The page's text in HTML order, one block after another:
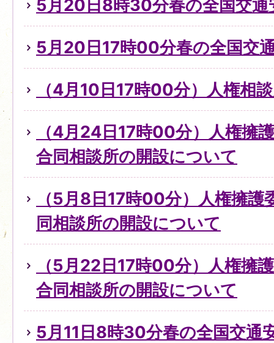
5月20日8時30分春の全国交通
5月20日17時00分春の全国交
（4月10日17時00分）人権相
（4月24日17時00分）人権擁
合同相談所の開設について
（5月8日17時00分）人権擁護
同相談所の開設について
（5月22日17時00分）人権擁
合同相談所の開設について
5月11日8時30分春の全国交通